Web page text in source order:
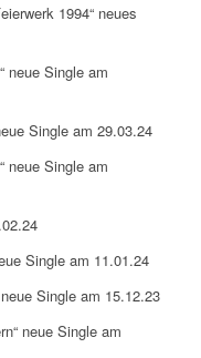
1994“ neues
neue Single am
Single am 29.03.24
neue Single am
Single am 11.01.24
neue Single am 15.12.23
neue Single am